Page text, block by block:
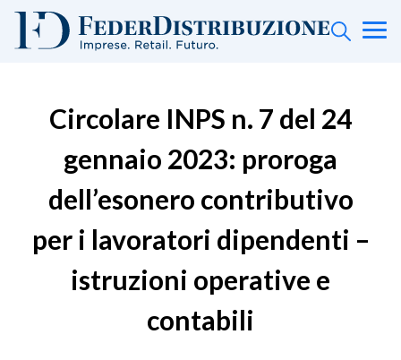
Circolare INPS n. 7 del 24
gennaio 2023: proroga
dell’esonero contributivo
per i lavoratori dipendenti –
istruzioni operative e
contabili